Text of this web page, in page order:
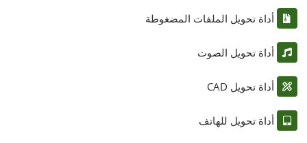
أداة تحويل الملفات المضغوطة
أداة تحويل الصوت
أداة تحويل CAD
أداة تحويل للهاتف